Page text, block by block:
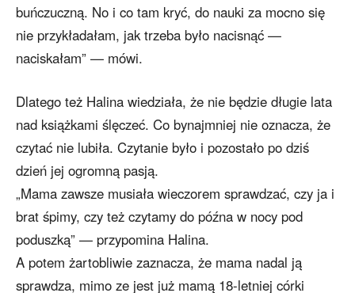
buńczuczną. No i co tam kryć, do nauki za mocno się
nie przykładałam, jak trzeba było nacisnąć —
naciskałam” — mówi.
Dlatego też Halina wiedziała, że nie będzie długie lata
nad książkami ślęczeć. Co bynajmniej nie oznacza, że
czytać nie lubiła. Czytanie było i pozostało po dziś
dzień jej ogromną pasją.
„Mama zawsze musiała wieczorem sprawdzać, czy ja i
brat śpimy, czy też czytamy do późna w nocy pod
poduszką” — przypomina Halina.
A potem żartobliwie zaznacza, że mama nadal ją
sprawdza, mimo ze jest już mamą 18-letniej córki